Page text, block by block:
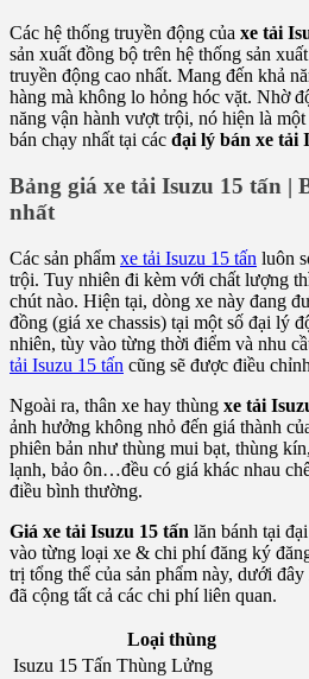
Các hệ thống truyền động của xe tải
sản xuất đồng bộ trên hệ thống sản
truyền động cao nhất. Mang đến khả
hàng mà không lo hỏng hóc vặt. Nhờ
năng vận hành vượt trội, nó hiện là
bán chạy nhất tại các đại lý bán xe tải
Bảng giá xe tải Isuzu 15 tấn |
nhất
Các sản phẩm xe tải Isuzu 15 tấn luôn
trội. Tuy nhiên đi kèm với chất lượng
chút nào. Hiện tại, dòng xe này đang
đồng (giá xe chassis) tại một số đại lý
nhiên, tùy vào từng thời điểm và nhu
tải Isuzu 15 tấn cũng sẽ được điều
Ngoài ra, thân xe hay thùng xe tải
ảnh hưởng không nhỏ đến giá thành
phiên bản như thùng mui bạt, thùng
lạnh, bảo ôn…đều có giá khác nhau
điều bình thường.
Giá xe tải Isuzu 15 tấn lăn bánh tại
vào từng loại xe & chi phí đăng ký
trị tổng thể của sản phẩm này, dưới
đã cộng tất cả các chi phí liên quan.
Loại thùng
Isuzu 15 Tấn Thùng Lửng